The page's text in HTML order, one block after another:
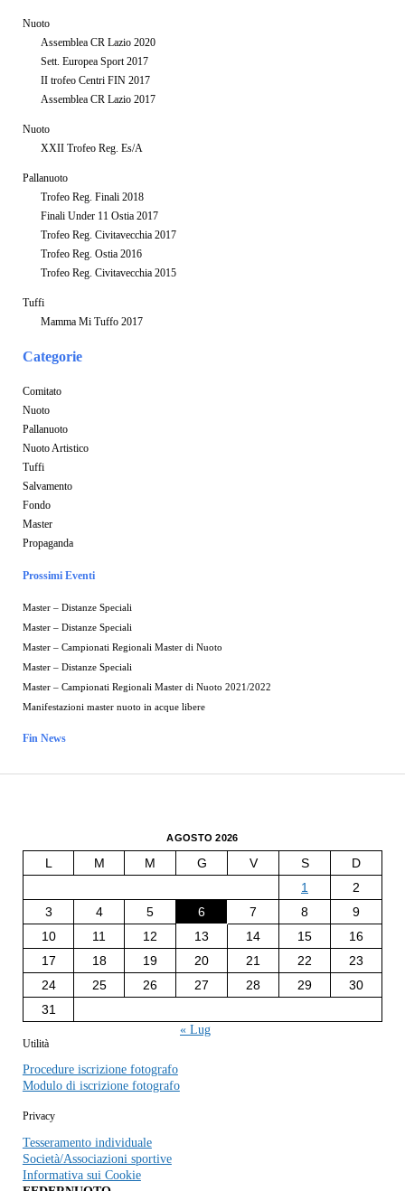
Nuoto
Assemblea CR Lazio 2020
Sett. Europea Sport 2017
II trofeo Centri FIN 2017
Assemblea CR Lazio 2017
Nuoto
XXII Trofeo Reg. Es/A
Pallanuoto
Trofeo Reg. Finali 2018
Finali Under 11 Ostia 2017
Trofeo Reg. Civitavecchia 2017
Trofeo Reg. Ostia 2016
Trofeo Reg. Civitavecchia 2015
Tuffi
Mamma Mi Tuffo 2017
Categorie
Comitato
Nuoto
Pallanuoto
Nuoto Artistico
Tuffi
Salvamento
Fondo
Master
Propaganda
Prossimi Eventi
Master – Distanze Speciali
Master – Distanze Speciali
Master – Campionati Regionali Master di Nuoto
Master – Distanze Speciali
Master – Campionati Regionali Master di Nuoto 2021/2022
Manifestazioni master nuoto in acque libere
Fin News
AGOSTO 2026
L M M G V S
D
1
2
3
4 5 6 7 8
9
10
11 12 13 14 15
16
17
18 19 20 21 22
23
24
25 26 27 28 29
30
31
« Lug
Utilità
Procedure iscrizione fotografo
Modulo di iscrizione fotografo
Privacy
Tesseramento individuale
Società/Associazioni sportive
Informativa sui Cookie